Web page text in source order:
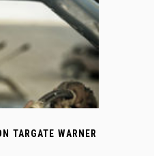
TARGATE WARNER